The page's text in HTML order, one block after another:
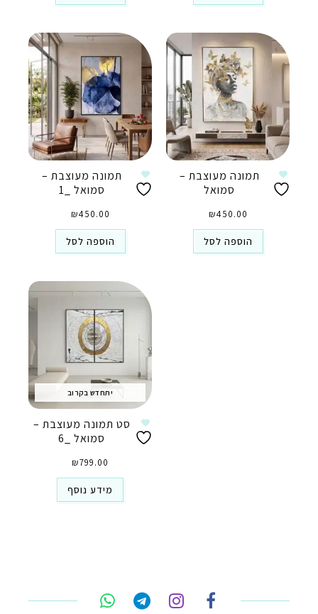
תמונה מעוצבת –
סמואל _1
₪450.00
הוספה לסל
תמונה מעוצבת –
סמואל
₪450.00
הוספה לסל
יתחדש בקרוב
סט תמונה מעוצבת –
סמואל _6
₪799.00
מידע נוסף